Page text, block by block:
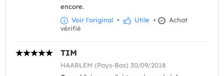
encore.
Voir l'original • Utile •
Achat
vérifié
TIM
HAARLEM (Pays-Bas) 30/09/2018